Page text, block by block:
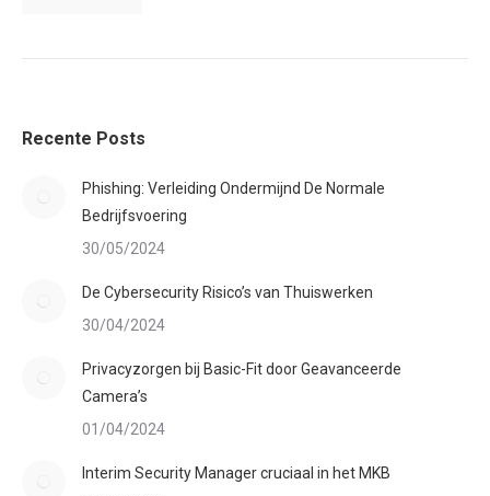
Recente Posts
Phishing: Verleiding Ondermijnd De Normale
Bedrijfsvoering
30/05/2024
De Cybersecurity Risico’s van Thuiswerken
30/04/2024
Privacyzorgen bij Basic-Fit door Geavanceerde
Camera’s
01/04/2024
Interim Security Manager cruciaal in het MKB